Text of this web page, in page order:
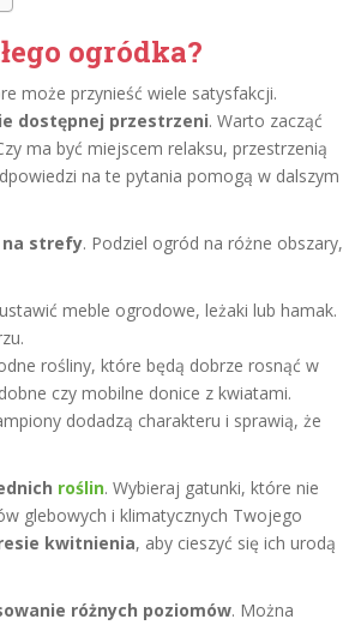
ogródka?
może przynieść wiele satysfakcji.
dostępnej przestrzeni. Warto zacząć
ma być miejscem relaksu, przestrzenią
na te pytania pomogą w dalszym
na strefy. Podziel ogród na różne obszary,
meble ogrodowe, leżaki lub hamak.
rośliny, które będą dobrze rosnąć w
czy mobilne donice z kwiatami.
dodadzą charakteru i sprawią, że
roślin. Wybieraj gatunki, które nie
glebowych i klimatycznych Twojego
kwitnienia, aby cieszyć się ich urodą
różnych poziomów. Można